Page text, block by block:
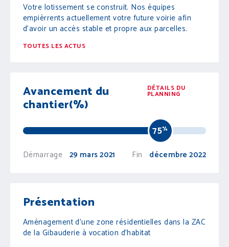
Votre lotissement se construit. Nos équipes
empièrrents actuellement votre future voirie afin
d'avoir un accès stable et propre aux parcelles.
TOUTES LES ACTUS
Avancement du
chantier(%)
DÉTAILS DU
PLANNING
75%
Démarrage 29 mars 2021 Fin décembre 2022
Présentation
Aménagement d'une zone résidentielles dans la ZAC
de la Gibauderie à vocation d’habitat